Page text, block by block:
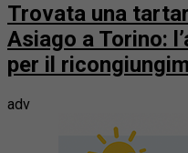
Trovata una
Asiago a Torino:
per il
adv